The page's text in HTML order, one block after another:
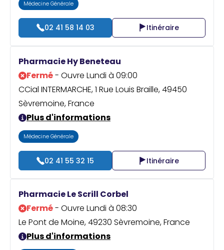
Médecine Générale
02 41 58 14 03 Itinéraire
Pharmacie Hy Beneteau
Fermé- Ouvre Lundi à 09:00
CCial INTERMARCHE, 1 Rue Louis Braille, 49450
Sèvremoine, France
Plus d'informations
Médecine Générale
02 41 55 32 15 Itinéraire
Pharmacie Le Scrill Corbel
Fermé- Ouvre Lundi à 08:30
Le Pont de Moine, 49230 Sèvremoine, France
Plus d'informations